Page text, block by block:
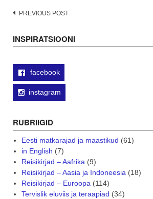
Post
PREVIOUS POST
INSPIRATSIOONI
facebook
instagram
RUBRIIGID
Eesti matkarajad ja maastikud (61)
in English (7)
Reisikirjad – Aafrika(9)
Reisikirjad – Aasia ja Indoneesia(18)
Reisikirjad – Euroopa(114)
Tervislik eluviis ja teraapiad (34)